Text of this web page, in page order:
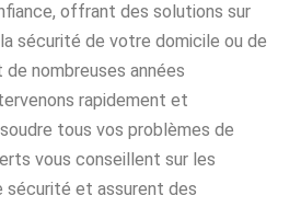
offrant des solutions sur
sécurité de votre domicile ou de
nombreuses années
rapidement et
tous vos problèmes de
vous conseillent sur les
sécurité et assurent des